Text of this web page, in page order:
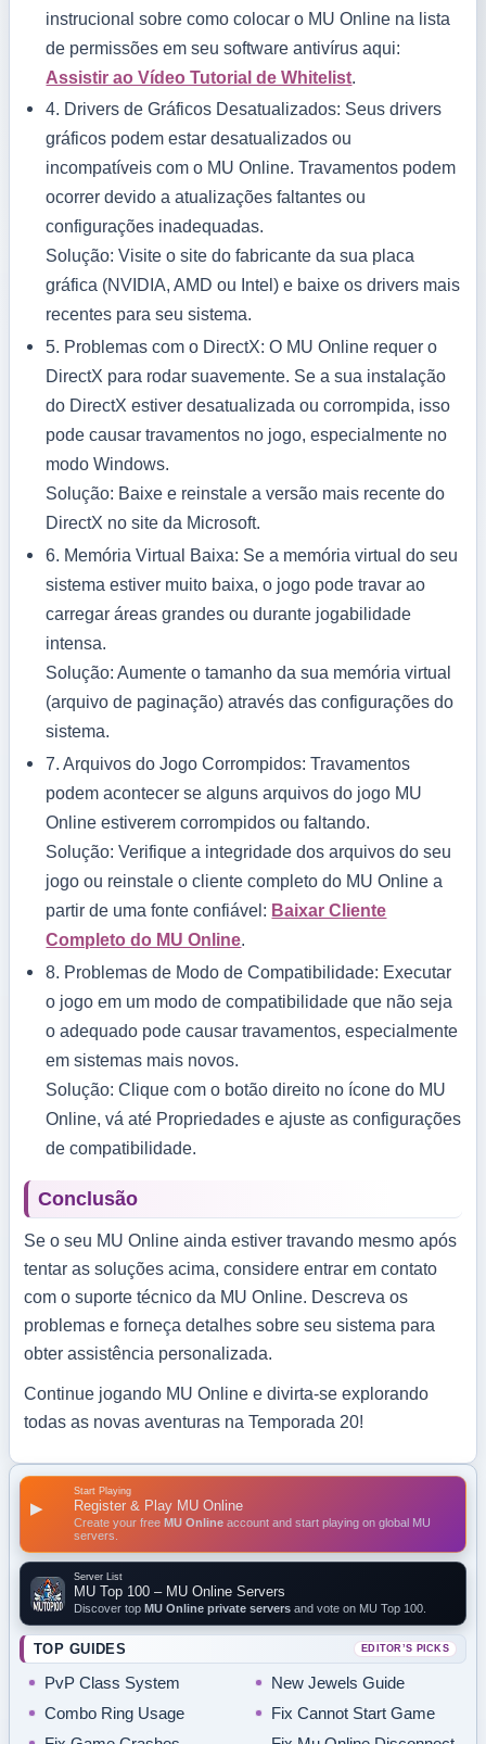
▶
Start Playing
Register & Play MU Online
Create your free MU Online account and start playing on global MU
servers.
Server List
MU Top 100 – MU Online Servers
Discover top MU Online private servers and vote on MU Top 100.
TOP GUIDES EDITOR’S PICKS
PvP Class System
New Jewels Guide
Combo Ring Usage
Fix Cannot Start Game
instrucional sobre como colocar o MU Online na lista
de permissões em seu software antivírus aqui:
Assistir ao Vídeo Tutorial de Whitelist
4. Drivers de Gráficos Desatualizados: Seus drivers
gráficos podem estar desatualizados ou
incompatíveis com o MU Online. Travamentos podem
ocorrer devido a atualizações faltantes ou
configurações inadequadas.
Solução: Visite o site do fabricante da sua placa
gráfica (NVIDIA, AMD ou Intel) e baixe os drivers mais
recentes para seu sistema.
5. Problemas com o DirectX: O MU Online requer o
DirectX para rodar suavemente. Se a sua instalação
do DirectX estiver desatualizada ou corrompida, isso
pode causar travamentos no jogo, especialmente no
modo Windows.
Solução: Baixe e reinstale a versão mais recente do
DirectX no site da Microsoft.
6. Memória Virtual Baixa: Se a memória virtual do seu
sistema estiver muito baixa, o jogo pode travar ao
carregar áreas grandes ou durante jogabilidade
intensa.
Solução: Aumente o tamanho da sua memória virtual
(arquivo de paginação) através das configurações do
sistema.
7.Arquivos do Jogo Corrompidos: Travamentos
podem acontecer se alguns arquivos do jogo MU
Online estiverem corrompidos ou faltando.
Solução: Verifique a integridade dos arquivos do seu
jogo ou reinstale o cliente completo do MU Online a
partir de uma fonte confiável: Baixar Cliente
Completo do MU Online.
8. Problemas de Modo de Compatibilidade: Executar
o jogo em um modo de compatibilidade que não seja
o adequado pode causar travamentos, especialmente
em sistemas mais novos.
Solução: Clique com o botão direito no ícone do MU
Online, vá até Propriedades e ajuste as configurações
de compatibilidade.
Conclusão
Se o seu MU Online ainda estiver travando mesmo após
tentar as soluções acima, considere entrar em contato
com o suporte técnico da MU Online. Descreva os
problemas e forneça detalhes sobre seu sistema para
obter assistência personalizada.
Continue jogando MU Online e divirta-se explorando
todas as novas aventuras na Temporada 20!